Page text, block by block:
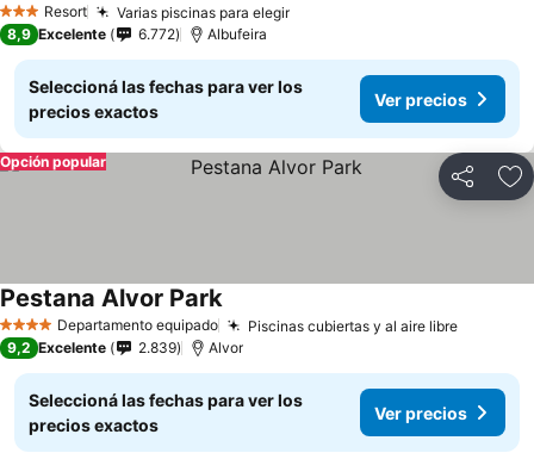
3 EstrellasResort Varias piscinas para elegirVer precios
8,9 Excelente 6.772 Albufeira
Seleccioná las fechas para ver los
precios exactos
Ver precios
Compartir
Opción popular
4 EstrellasDepartamento equipado Piscinas cubiertas y al aire libreVer
Pestana Alvor ParkVer precios
9,2 Excelente 2.839 Alvor
Seleccioná las fechas para ver los
precios exactos
Ver precios